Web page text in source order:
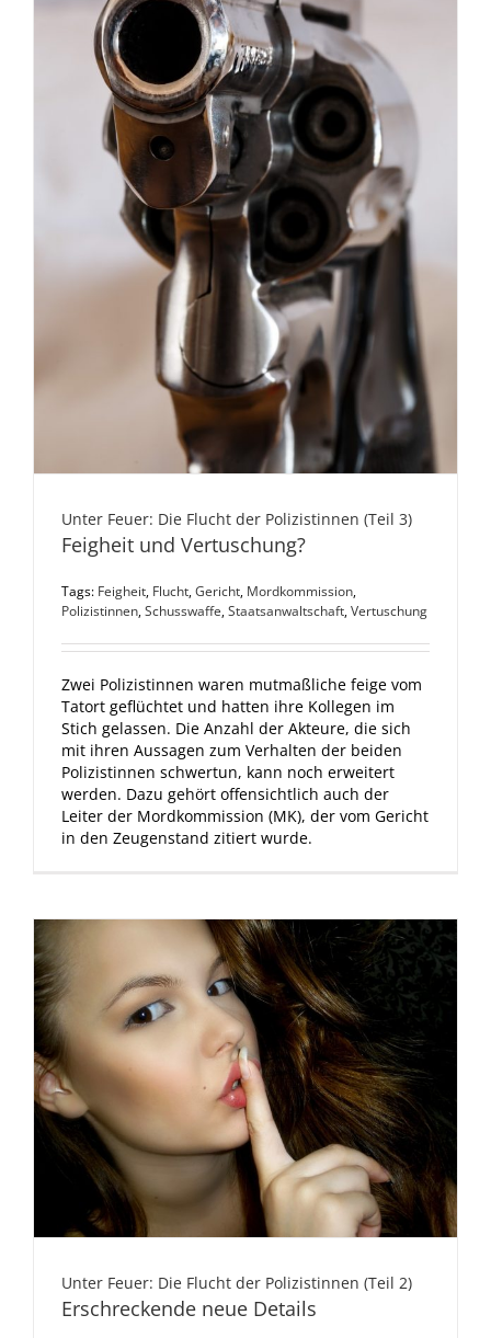
Unter Feuer: Die Flucht der Polizistinnen (Teil 3)
Feigheit und Vertuschung?
Tags: Feigheit, Flucht,Gericht, Mordkommission,
Polizistinnen,Schusswaffe,Staatsanwaltschaft,Vertuschung
Zwei Polizistinnen waren mutmaßliche feige vom
Tatort geflüchtet und hatten ihre Kollegen im
Stich gelassen. Die Anzahl der Akteure, die sich
mit ihren Aussagen zum Verhalten der beiden
Polizistinnen schwertun, kann noch erweitert
werden. Dazu gehört offensichtlich auch der
Leiter der Mordkommission (MK), der vom Gericht
in den Zeugenstand zitiert wurde.
Unter Feuer: Die Flucht der Polizistinnen (Teil 2)
Erschreckende neue Details